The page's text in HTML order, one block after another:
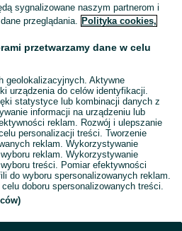
sygnalizowane naszym partnerom i
przeglądania. Polityka cookies,
przetwarzamy dane w celu
geolokalizacyjnych. Aktywne
urządzenia do celów identyfikacji.
statystyce lub kombinacji danych z
informacji na urządzeniu lub
reklam. Rozwój i ulepszanie
personalizacji treści. Tworzenie
reklam. Wykorzystywanie
reklam. Wykorzystywanie
treści. Pomiar efektywności
do wyboru spersonalizowanych reklam.
doboru spersonalizowanych treści.